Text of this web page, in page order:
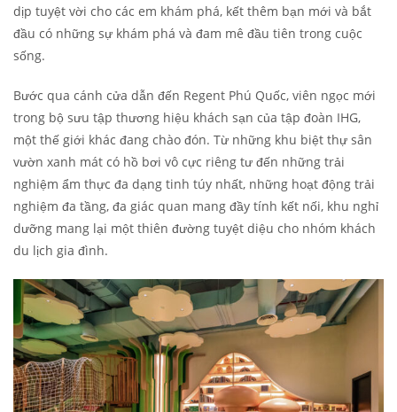
dịp tuyệt vời cho các em khám phá, kết thêm bạn mới và bắt
đầu có những sự khám phá và đam mê đầu tiên trong cuộc
sống.
Bước qua cánh cửa dẫn đến Regent Phú Quốc, viên ngọc mới
trong bộ sưu tập thương hiệu khách sạn của tập đoàn IHG,
một thế giới khác đang chào đón. Từ những khu biệt thự sân
vườn xanh mát có hồ bơi vô cực riêng tư đến những trải
nghiệm ẩm thực đa dạng tinh túy nhất, những hoạt động trải
nghiệm đa tầng, đa giác quan mang đầy tính kết nối, khu nghỉ
dưỡng mang lại một thiên đường tuyệt diệu cho nhóm khách
du lịch gia đình.